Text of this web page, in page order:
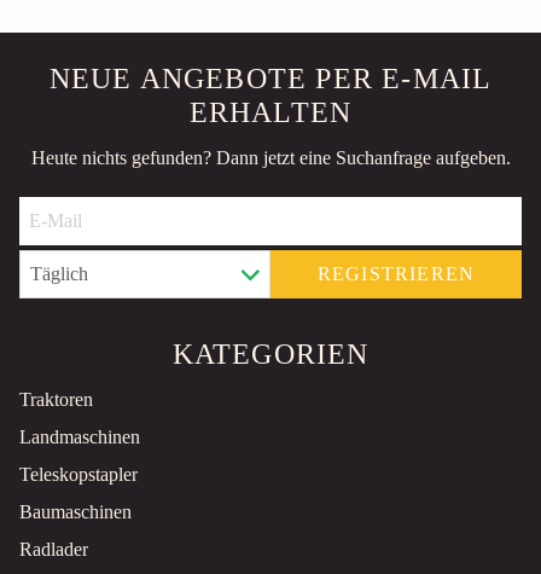
NEUE ANGEBOTE PER E-MAIL
ERHALTEN
Heute nichts gefunden? Dann jetzt eine Suchanfrage aufgeben.
REGISTRIEREN
KATEGORIEN
Traktoren
Landmaschinen
Teleskopstapler
Baumaschinen
Radlader